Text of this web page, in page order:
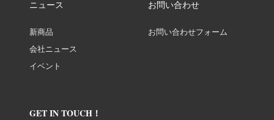
ニュース
新商品
会社ニュース
イベント
お問い合わせ
お問い合わせフォーム
GET IN TOUCH！